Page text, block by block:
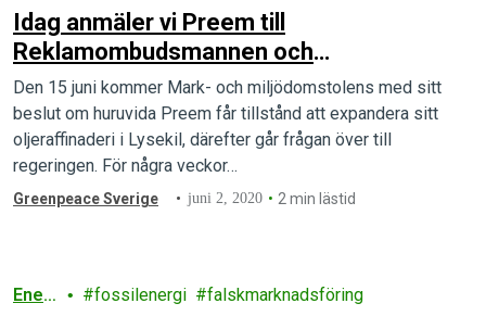
Idag anmäler vi Preem till
Reklamombudsmannen och
Konsumentombudsmannen
Den 15 juni kommer Mark- och miljödomstolens med sitt
beslut om huruvida Preem får tillstånd att expandera sitt
oljeraffinaderi i Lysekil, därefter går frågan över till
regeringen. För några veckor…
Greenpeace Sverige juni 2, 2020 2 min lästid
Ener
fossilenergi
falskmarknadsföring